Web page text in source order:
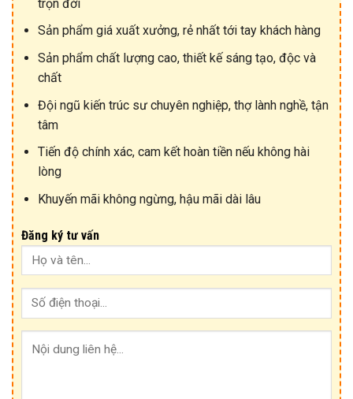
trọn đời
Sản phẩm giá xuất xưởng, rẻ nhất tới tay khách hàng
Sản phẩm chất lượng cao, thiết kế sáng tạo, độc và
chất
Đội ngũ kiến trúc sư chuyên nghiệp, thợ lành nghề, tận
tâm
Tiến độ chính xác, cam kết hoàn tiền nếu không hài
lòng
Khuyến mãi không ngừng, hậu mãi dài lâu
Đăng ký tư vấn